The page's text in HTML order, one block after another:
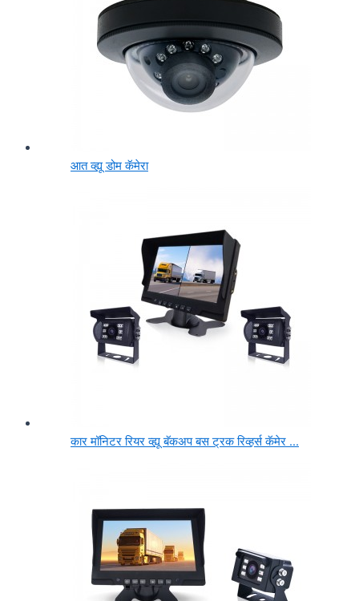
आत व्ह्यू डोम कॅमेरा
कार मॉनिटर रियर व्ह्यू बॅकअप बस ट्रक रिव्हर्स कॅमेर ...